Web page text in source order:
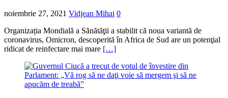
noiembrie 27, 2021 Vidjean Mihai 0
Organizația Mondială a Sănătăţii a stabilit că noua variantă de
coronavirus, Omicron, descoperită în Africa de Sud are un potenţial
ridicat de reinfectare mai mare […]